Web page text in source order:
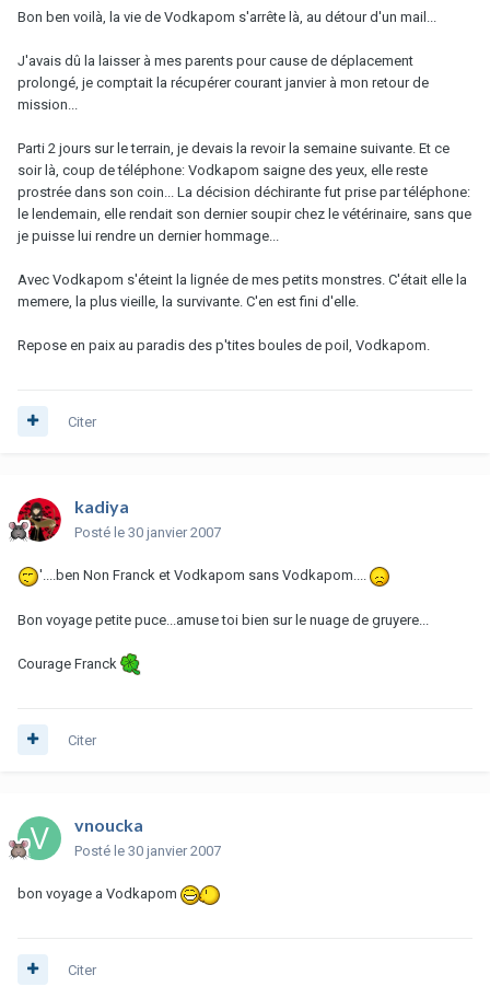
Bon ben voilà, la vie de Vodkapom s'arrête là, au détour d'un mail...
J'avais dû la laisser à mes parents pour cause de déplacement
prolongé, je comptait la récupérer courant janvier à mon retour de
mission...
Parti 2 jours sur le terrain, je devais la revoir la semaine suivante. Et ce
soir là, coup de téléphone: Vodkapom saigne des yeux, elle reste
prostrée dans son coin... La décision déchirante fut prise par téléphone:
le lendemain, elle rendait son dernier soupir chez le vétérinaire, sans que
je puisse lui rendre un dernier hommage...
Avec Vodkapom s'éteint la lignée de mes petits monstres. C'était elle la
memere, la plus vieille, la survivante. C'en est fini d'elle.
Repose en paix au paradis des p'tites boules de poil, Vodkapom.
Citer
kadiya
Posté le 30 janvier 2007
'....ben Non Franck et Vodkapom sans Vodkapom....
Bon voyage petite puce...amuse toi bien sur le nuage de gruyere...
Courage Franck
Citer
vnoucka
Posté le 30 janvier 2007
bon voyage a Vodkapom
Citer